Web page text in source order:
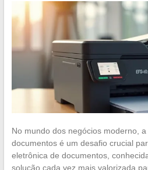
No mundo dos negócios moderno,
documentos é um desafio crucial
eletrônica de documentos,
solução cada vez mais valorizada